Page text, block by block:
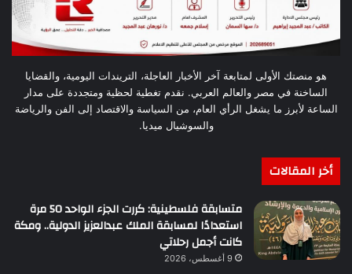
هو منصتك الأولى لمتابعة آخر الأخبار العاجلة، التريندات اليومية، والقضايا
الساخنة في مصر والعالم العربي. نقدم تغطية لحظية ومتجددة على مدار
الساعة لأبرز ما يشغل الرأي العام، من السياسة والاقتصاد إلى الفن والرياضة
والسوشيال ميديا.
أخر المقالات
متسابقة فلسطينية: كررت الجزء الواحد 50 مرة
استعدادًا لمسابقة الملك عبدالعزيز الدولية.. ومكة
كانت أجمل رحلاتي
9 أغسطس، 2026